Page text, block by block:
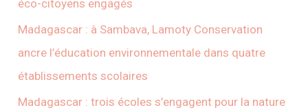
éco-citoyens engagés
Madagascar : à Sambava, Lamoty Conservation
ancre l’éducation environnementale dans quatre
établissements scolaires
Madagascar : trois écoles s’engagent pour la nature